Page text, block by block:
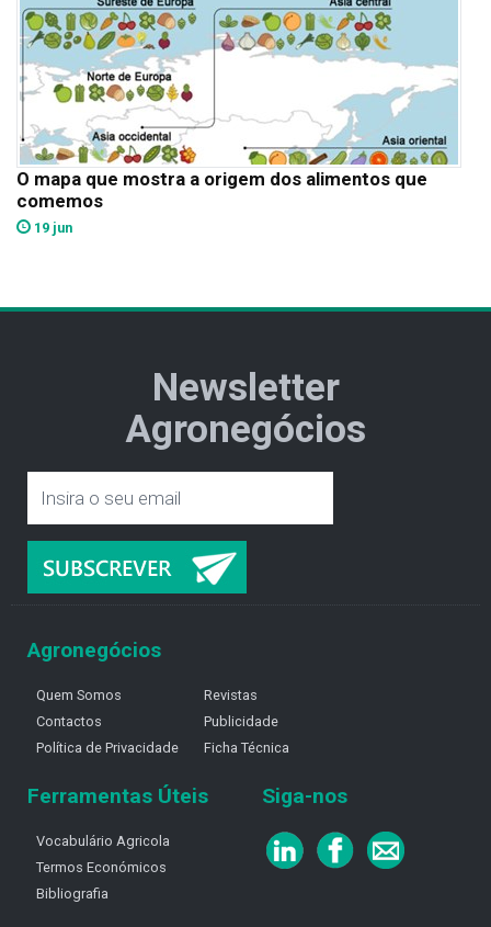
O mapa que mostra a origem dos alimentos que
comemos
19 jun
Newsletter
Agronegócios
Agronegócios
Quem Somos
Contactos
Política de Privacidade
Revistas
Publicidade
Ficha Técnica
Ferramentas Úteis
Vocabulário Agricola
Termos Económicos
Bibliografia
Siga-nos